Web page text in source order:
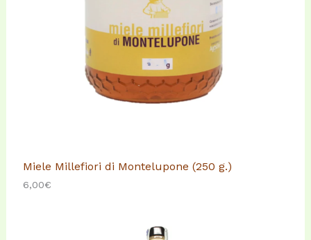
Miele Millefiori di Montelupone (250 g.)
6,00€